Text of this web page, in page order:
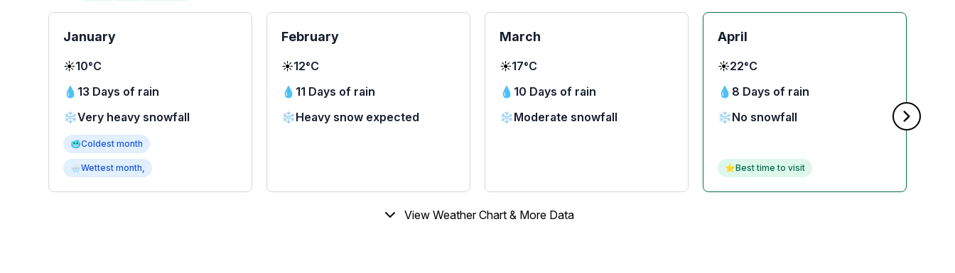
January
☀️10°C
💧 13 Days of rain
❄️Very heavy snowfall
🥶Coldest month
🌧Wettest month,
February
☀️12°C
💧 11 Days of rain
❄️Heavy snow expected
March
☀️17°C
💧 10 Days of rain
❄️Moderate snowfall
April
☀️22°C
💧 8 Days of rain
❄️No snowfall
⭐Best time to visit
View Weather Chart & More Data